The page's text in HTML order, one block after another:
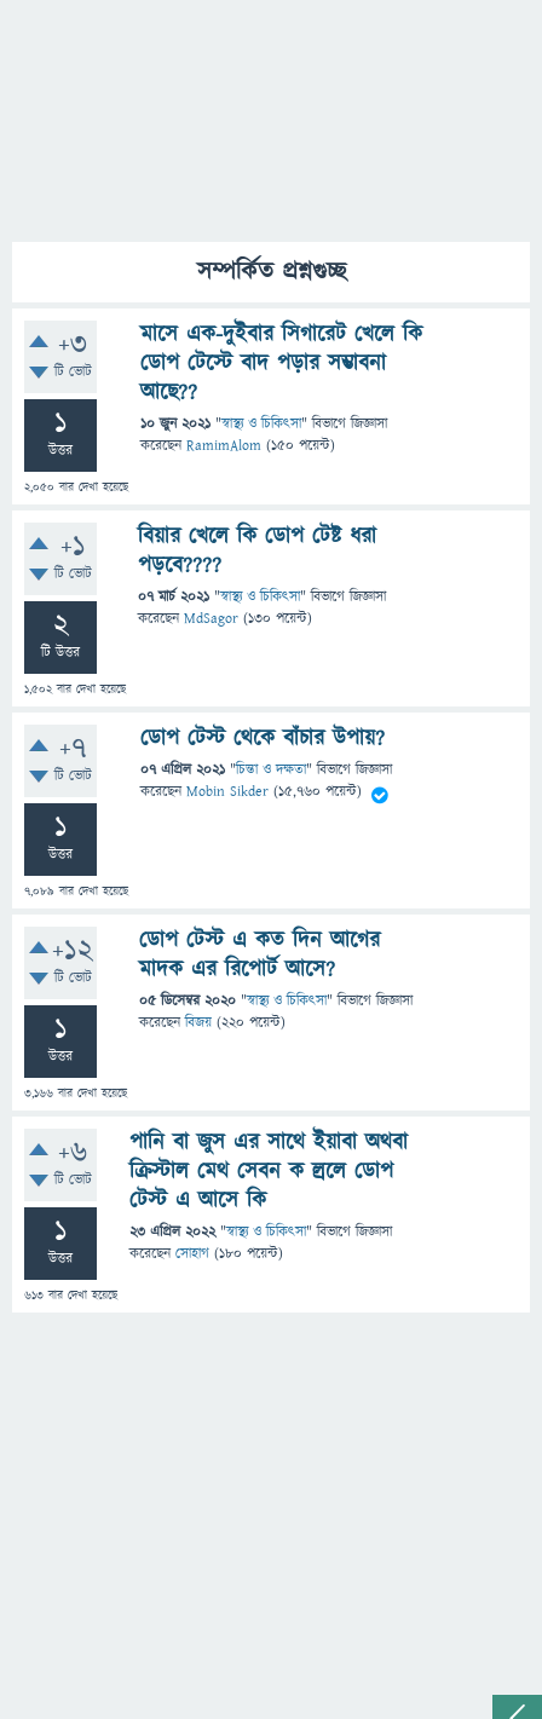
সম্পর্কিত প্রশ্নগুচ্ছ
+3
টি ভোট
1
উত্তর
2,050 বার দেখা হয়েছে
মাসে এক-দুইবার সিগারেট খেলে কি
ডোপ টেস্টে বাদ পড়ার সম্ভাবনা
আছে??
10 জুন 2021 "স্বাস্থ্য ও চিকিৎসা" বিভাগে জিজ্ঞাসা
করেছেনRamimAlom (150 পয়েন্ট)
+1
টি ভোট
2
টি উত্তর
1,502বার দেখা হয়েছে
বিয়ার খেলে কি ডোপ টেষ্ট ধরা
পড়বে????
07 মার্চ 2021 "স্বাস্থ্য ও চিকিৎসা" বিভাগে জিজ্ঞাসা
করেছেনMdSagor (130 পয়েন্ট)
+7
টি ভোট
1
উত্তর
7,089 বার দেখা হয়েছে
ডোপ টেস্ট থেকে বাঁচার উপায়?
07 এপ্রিল 2021 "চিন্তা ও দক্ষতা" বিভাগে জিজ্ঞাসা
করেছেনMobin Sikder (15,760 পয়েন্ট)
+12
টি ভোট
1
উত্তর
3,166 বার দেখা হয়েছে
ডোপ টেস্ট এ কত দিন আগের
মাদক এর রিপোর্ট আসে?
05 ডিসেম্বর 2020 "স্বাস্থ্য ও চিকিৎসা" বিভাগে জিজ্ঞাসা
করেছেনবিজয় (220 পয়েন্ট)
+6
টি ভোট
1
উত্তর
613 বার দেখা হয়েছে
পানি বা জুস এর সাথে ইয়াবা অথবা
ক্রিস্টাল মেথ সেবন ক ল্রলে ডোপ
টেস্ট এ আসে কি
23 এপ্রিল 2022 "স্বাস্থ্য ও চিকিৎসা" বিভাগে জিজ্ঞাসা
করেছেনসোহাগ (180 পয়েন্ট)